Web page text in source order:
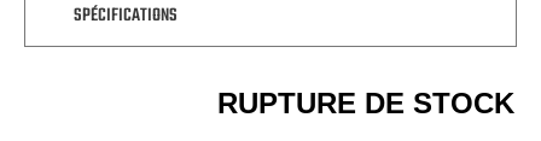
SPÉCIFICATIONS
RUPTURE DE STOCK